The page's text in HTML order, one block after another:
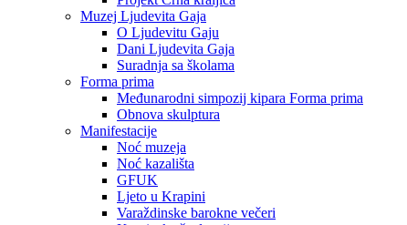
Muzej Ljudevita Gaja
O Ljudevitu Gaju
Dani Ljudevita Gaja
Suradnja sa školama
Forma prima
Međunarodni simpozij kipara Forma prima
Obnova skulptura
Manifestacije
Noć muzeja
Noć kazališta
GFUK
Ljeto u Krapini
Varaždinske barokne večeri